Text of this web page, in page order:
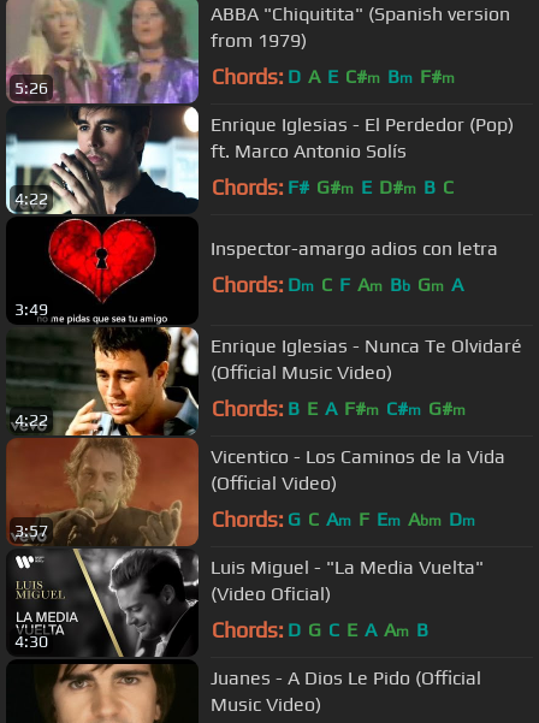
5:26
ABBA "Chiquitita" (Spanish version
from 1979)
Chords: D A E C#m Bm F#m
4:22
Enrique Iglesias - El Perdedor (Pop)
ft. Marco Antonio Solís
Chords: F# G#m E D#m B C
3:49
Inspector-amargo adios con letra
Chords: Dm C F Am Bb Gm A
4:22
Enrique Iglesias - Nunca Te Olvidaré
(Official Music Video)
Chords: B E A F#m C#m G#m
3:57
Vicentico - Los Caminos de la Vida
(Official Video)
Chords: G C Am F Em Abm Dm
4:30
Luis Miguel - "La Media Vuelta"
(Video Oficial)
Chords: D G C E A Am B
Juanes - A Dios Le Pido (Official
Music Video)